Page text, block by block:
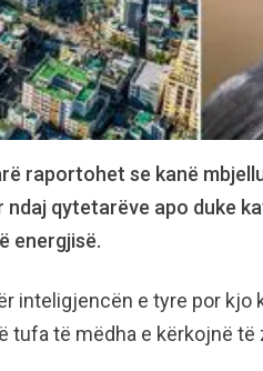
raportohet se kanë
ndaj qytetarëve apo duke
energjisë.
inteligjencën e tyre por kjo
tufa të mëdha e kërkojnë